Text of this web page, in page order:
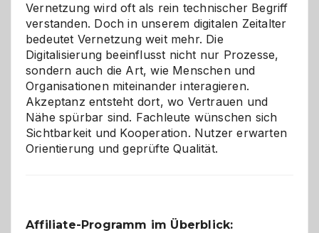
Vernetzung wird oft als rein technischer Begriff
verstanden. Doch in unserem digitalen Zeitalter
bedeutet Vernetzung weit mehr. Die
Digitalisierung beeinflusst nicht nur Prozesse,
sondern auch die Art, wie Menschen und
Organisationen miteinander interagieren.
Akzeptanz entsteht dort, wo Vertrauen und
Nähe spürbar sind. Fachleute wünschen sich
Sichtbarkeit und Kooperation. Nutzer erwarten
Orientierung und geprüfte Qualität.
Affiliate-Programm im Überblick: